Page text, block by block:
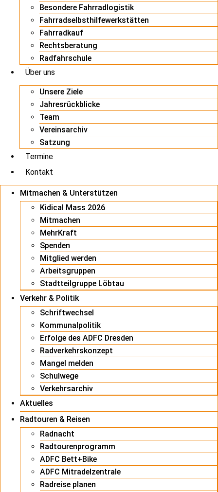
Besondere Fahrradlogistik
Fahrradselbsthilfewerkstätten
Fahrradkauf
Rechtsberatung
Radfahrschule
Über uns
Unsere Ziele
Jahresrückblicke
Team
Vereinsarchiv
Satzung
Termine
Kontakt
Mitmachen & Unterstützen
Kidical Mass 2026
Mitmachen
MehrKraft
Spenden
Mitglied werden
Arbeitsgruppen
Stadtteilgruppe Löbtau
Verkehr & Politik
Schriftwechsel
Kommunalpolitik
Erfolge des ADFC Dresden
Radverkehrskonzept
Mangel melden
Schulwege
Verkehrsarchiv
Aktuelles
Radtouren & Reisen
Radnacht
Radtourenprogramm
ADFC Bett+Bike
ADFC Mitradelzentrale
Radreise planen